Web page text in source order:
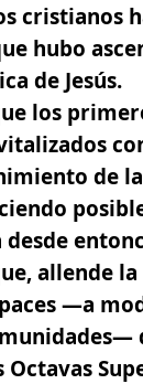
cristianos
hubo
de Jesús.
los
de
allende
—a